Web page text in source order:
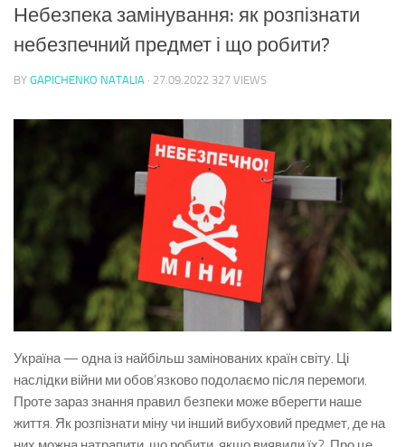
Небезпека замінування: як розпізнати
небезпечний предмет і що робити?
BY GAPICHENKO NATALIA · 27.09.2022 327 VIEWS
Україна — одна із найбільш замінованих країн світу. Ці
наслідки війни ми обов’язково подолаємо після перемоги.
Проте зараз знання правил безпеки може вберегти наше
життя. Як розпізнати міну чи інший вибуховий предмет, де на